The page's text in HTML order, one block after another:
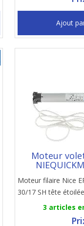
Ajout
Moteur
Moteur filaire Nice
30/17 SH tête étoilée
3 articles